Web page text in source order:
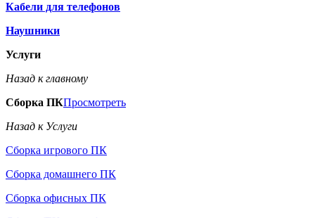
Кабели для телефонов
Наушники
Услуги
Назад к главному
Сборка ПКПросмотреть
Назад к Услуги
Сборка игрового ПК
Сборка домашнего ПК
Сборка офисных ПК